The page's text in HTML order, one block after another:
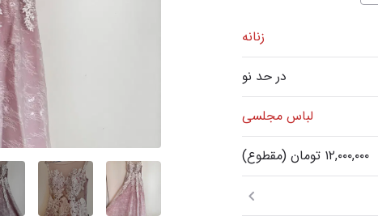
زنانه
در حد نو
لباس مجلسی